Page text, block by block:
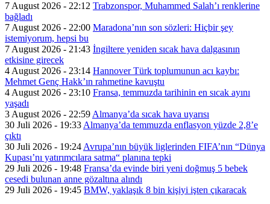
7 August 2026 - 22:12 Trabzonspor, Muhammed Salah’ı renklerine
bağladı
7 August 2026 - 22:00 Maradona’nın son sözleri: Hiçbir şey
istemiyorum, hepsi bu
7 August 2026 - 21:43 İngiltere yeniden sıcak hava dalgasının
etkisine girecek
4 August 2026 - 23:14 Hannover Türk toplumunun acı kaybı:
Mehmet Genç Hakk’ın rahmetine kavuştu
4 August 2026 - 23:10 Fransa, temmuzda tarihinin en sıcak ayını
yaşadı
3 August 2026 - 22:59 Almanya’da sıcak hava uyarısı
30 Juli 2026 - 19:33 Almanya’da temmuzda enflasyon yüzde 2,8’e
çıktı
30 Juli 2026 - 19:24 Avrupa’nın büyük liglerinden FIFA’nın “Dünya
Kupası’nı yatırımcılara satma“ planına tepki
29 Juli 2026 - 19:48 Fransa’da evinde biri yeni doğmuş 5 bebek
cesedi bulunan anne gözaltına alındı
29 Juli 2026 - 19:45 BMW, yaklaşık 8 bin kişiyi işten çıkaracak